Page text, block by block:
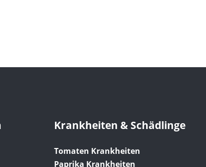
Krankheiten & Schädlinge
Tomaten Krankheiten
Paprika Krankheiten